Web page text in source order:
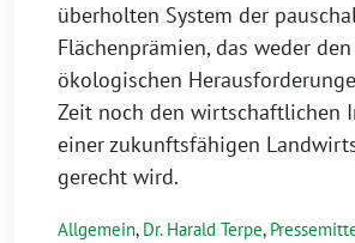
überholten System der
Flächenprämien, das weder den
ökologischen
Zeit noch den wirtschaftlichen
einer zukunftsfähigen
gerecht wird.
Allgemein, Dr. Harald Terpe,